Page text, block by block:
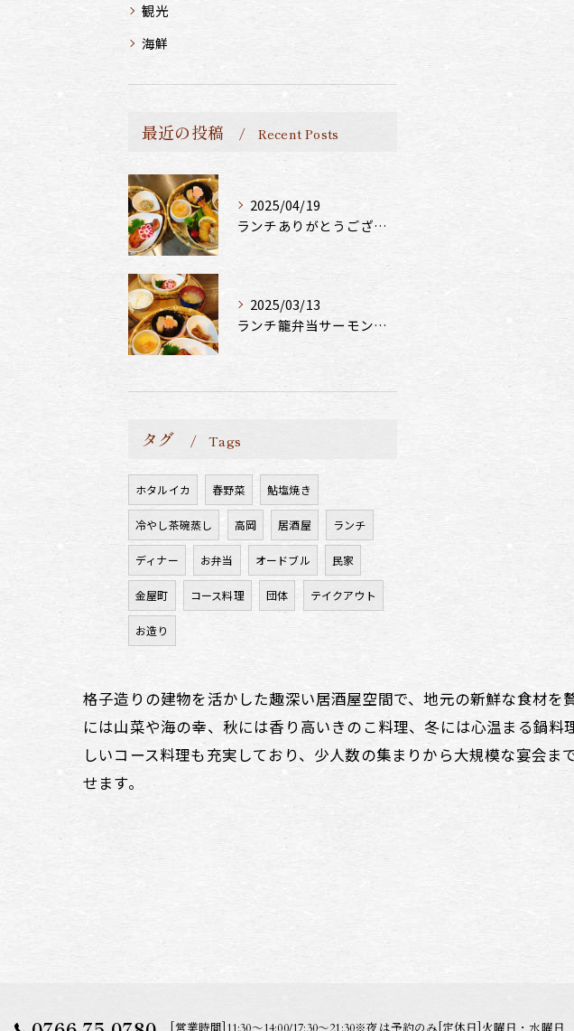
観光
海鮮
最近の投稿 Recent Posts
2025/04/19
ランチありがとうございます
2025/03/13
ランチ籠弁当サーモンの柚庵漬け
タグ Tags
ホタルイカ 春野菜 鮎塩焼き
冷やし茶碗蒸し 高岡 居酒屋 ランチ
ディナー お弁当 オードブル 民家
金屋町 コース料理 団体 テイクアウト
お造り
格子造りの建物を活かした趣深い居酒屋空間で、地元の新鮮な食材
には山菜や海の幸、秋には香り高いきのこ料理、冬には心温まる鍋
しいコース料理も充実しており、少人数の集まりから大規模な宴会
せます。